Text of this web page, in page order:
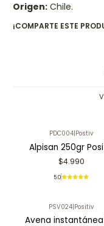
Origen: Chile.
¡COMPARTE ESTE
PDC004|Postiv
Alpisan 250gr
$4.990
5.0
PSV024|Positiv
Avena instantánea